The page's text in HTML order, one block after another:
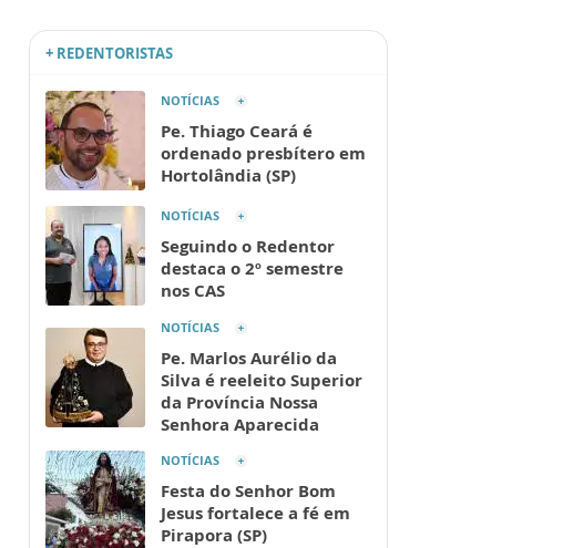
+ REDENTORISTAS
NOTÍCIAS
Pe. Thiago Ceará é
ordenado presbítero em
Hortolândia (SP)
NOTÍCIAS
Seguindo o Redentor
destaca o 2º semestre
nos CAS
NOTÍCIAS
Pe. Marlos Aurélio da
Silva é reeleito Superior
da Província Nossa
Senhora Aparecida
NOTÍCIAS
Festa do Senhor Bom
Jesus fortalece a fé em
Pirapora (SP)